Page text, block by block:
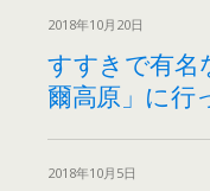
2018年10月20日
すすきで有名
爾高原」に行
2018年10月5日